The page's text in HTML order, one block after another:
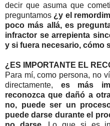
decir que asuma que
preguntamos ¿y el
poco más allá, es
infractor se arrepienta
y si fuera necesario, cómo
¿ES IMPORTANTE EL
Para mí, como persona, no
directamente, es más
reconozca que dañó a
no, puede ser un
puede darse durante el